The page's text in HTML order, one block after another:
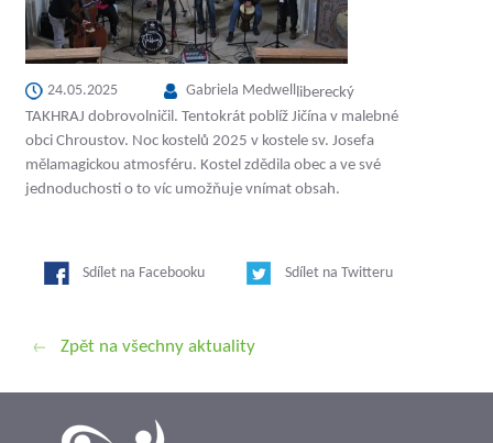
24.05.2025 Gabriela Medwell
liberecký
TAKHRAJ dobrovolničil. Tentokrát poblíž Jičína v malebné
obci Chroustov. Noc kostelů 2025 v kostele sv. Josefa
mělamagickou atmosféru. Kostel zdědila obec a ve své
jednoduchosti o to víc umožňuje vnímat obsah.
Sdílet na Facebooku Sdílet na Twitteru
Zpět na všechny aktuality